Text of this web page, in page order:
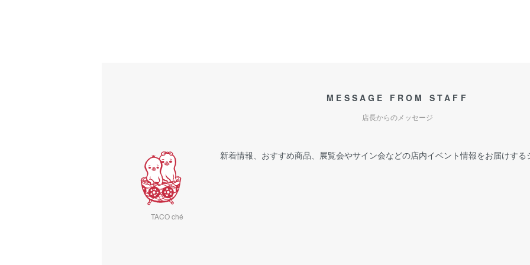
MESSAGE FROM STAFF
店長からのメッセージ
TACO ché
新着情報、おすすめ商品、展覧会やサイン会などの店内イベント情報をお届けする